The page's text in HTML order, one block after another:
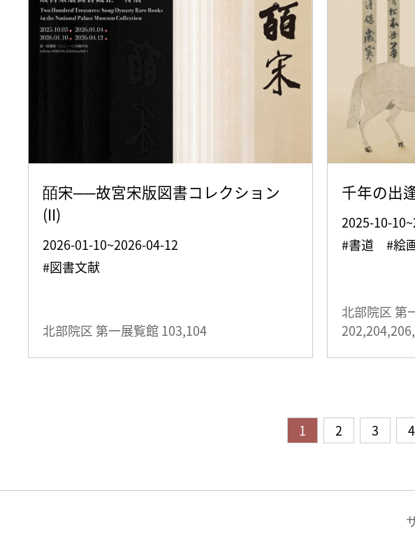
皕宋──故宮宋版図書コレクション
(II)
2026-01-10~2026-04-12
#図書文献
北部院区 第一展覧館 103,104
千年の出
2025-10-
#書道 #絵
北部院区 第
1
2 3 4